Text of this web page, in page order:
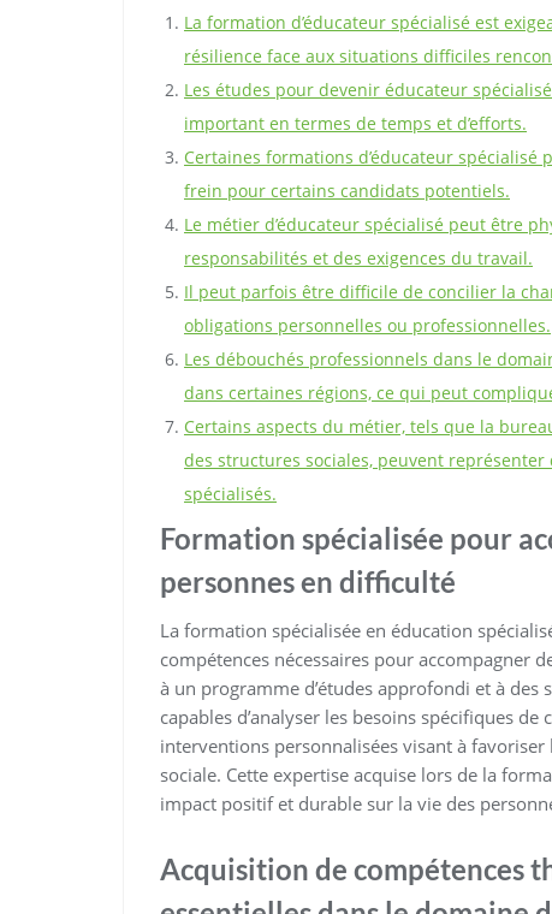
La formation d’éducateur spécialisé est
résilience face aux situations difficiles
Les études pour devenir éducateur
important en termes de temps et d’efforts.
Certaines formations d’éducateur
frein pour certains candidats potentiels.
Le métier d’éducateur spécialisé peut être
responsabilités et des exigences du travail.
Il peut parfois être difficile de concilier la
obligations personnelles ou professionnelles.
Les débouchés professionnels dans le
dans certaines régions, ce qui peut
Certains aspects du métier, tels que la
des structures sociales, peuvent
spécialisés.
Formation spécialisée pour
personnes en difficulté
La formation spécialisée en éducation
compétences nécessaires pour accompagner
à un programme d’études approfondi et à
capables d’analyser les besoins spécifiques
interventions personnalisées visant à
sociale. Cette expertise acquise lors de la
impact positif et durable sur la vie des
Acquisition de compétences